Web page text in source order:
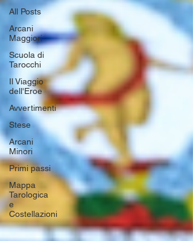
All Posts
Arcani
Maggiori
Scuola di
Tarocchi
Il Viaggio
dell'Eroe
Avvertimenti
Stese
Arcani
Minori
Primi passi
Mappa
Tarologica
e
Costellazioni